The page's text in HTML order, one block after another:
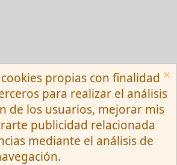
Tu
Términos y reglas
Ayuda
R
S
S
by XenForo ® © 2010-
propias con finalidad
para realizar el análisis
de los usuarios, mejorar mis
publicidad relacionada
mediante el análisis de